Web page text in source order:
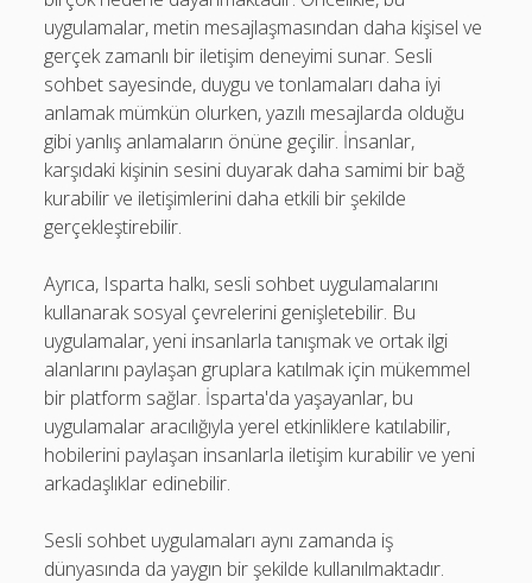
uygulamalar, metin mesajlaşmasından daha kişisel ve
gerçek zamanlı bir iletişim deneyimi sunar. Sesli
sohbet sayesinde, duygu ve tonlamaları daha iyi
anlamak mümkün olurken, yazılı mesajlarda olduğu
gibi yanlış anlamaların önüne geçilir. İnsanlar,
karşıdaki kişinin sesini duyarak daha samimi bir bağ
kurabilir ve iletişimlerini daha etkili bir şekilde
gerçekleştirebilir.
Ayrıca, Isparta halkı, sesli sohbet uygulamalarını
kullanarak sosyal çevrelerini genişletebilir. Bu
uygulamalar, yeni insanlarla tanışmak ve ortak ilgi
alanlarını paylaşan gruplara katılmak için mükemmel
bir platform sağlar. İsparta'da yaşayanlar, bu
uygulamalar aracılığıyla yerel etkinliklere katılabilir,
hobilerini paylaşan insanlarla iletişim kurabilir ve yeni
arkadaşlıklar edinebilir.
Sesli sohbet uygulamaları aynı zamanda iş
dünyasında da yaygın bir şekilde kullanılmaktadır.